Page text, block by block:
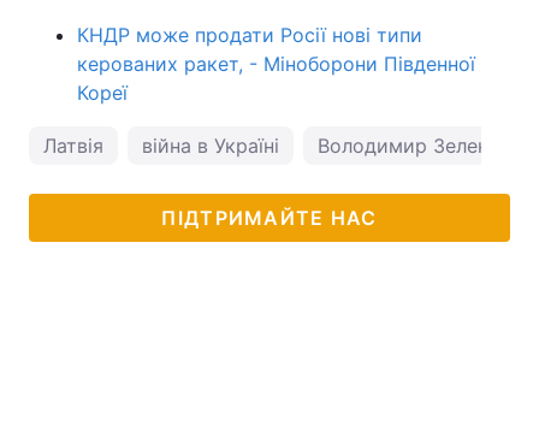
КНДР може продати Росії нові типи
керованих ракет, - Міноборони Південної
Кореї
Латвія війна в Україні Володимир
ПІДТРИМАЙТЕ НАС